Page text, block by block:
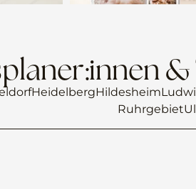
HeidelbergHildesheim
Ruhrgebiet